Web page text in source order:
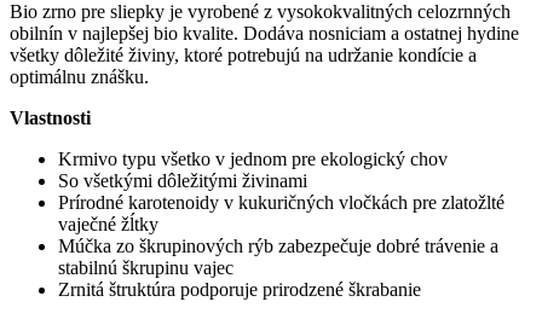
Bio zrno pre sliepky je vyrobené z vysokokvalitných celozrnných
obilnín v najlepšej bio kvalite. Dodáva nosniciam a ostatnej hydine
všetky dôležité živiny, ktoré potrebujú na udržanie kondície a
optimálnu znášku.
Vlastnosti
Krmivo typu všetko v jednom pre ekologický chov
So všetkými dôležitými živinami
Prírodné karotenoidy v kukuričných vločkách pre zlatožlté
vaječné žĺtky
Múčka zo škrupinových rýb zabezpečuje dobré trávenie a
stabilnú škrupinu vajec
Zrnitá štruktúra podporuje prirodzené škrabanie